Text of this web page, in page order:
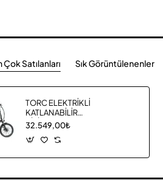
Satılanları Sık Görüntülenenler
TORC ELEKTRİKLİ
KATLANABİLİR
BİSİKLET T2 20
32.549,00₺